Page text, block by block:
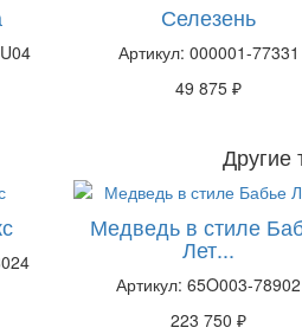
Селезень
Артикул: 000001-77331
49 875 ₽
Другие
Медведь в стиле
Лет...
Артикул: 65O003-78902
223 750 ₽